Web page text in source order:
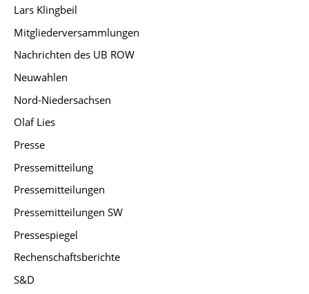
Lars Klingbeil
Mitgliederversammlungen
Nachrichten des UB ROW
Neuwahlen
Nord-Niedersachsen
Olaf Lies
Presse
Pressemitteilung
Pressemitteilungen
Pressemitteilungen SW
Pressespiegel
Rechenschaftsberichte
S&D